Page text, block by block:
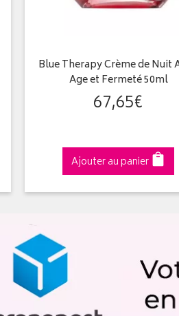
Blue Therapy Crème de Nuit
Age et Fermeté 50ml
67,65€
Ajouter au panier